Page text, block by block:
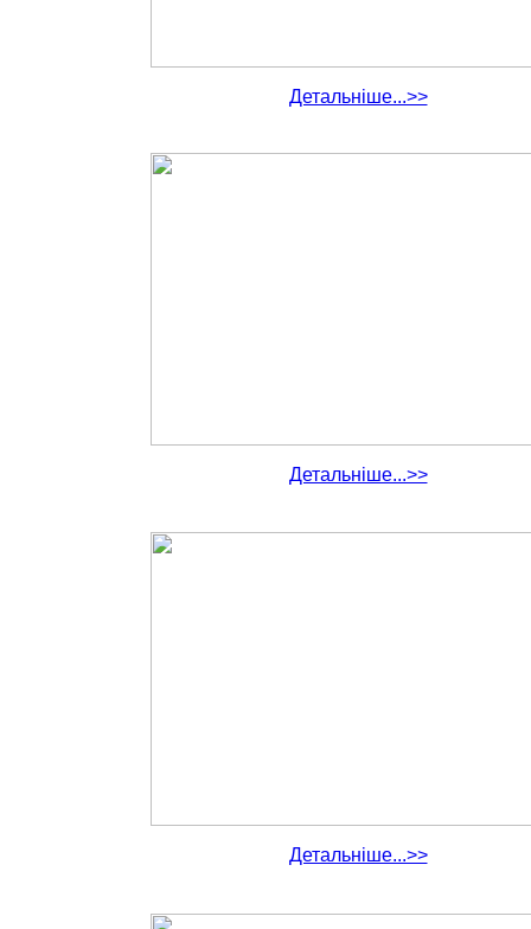
Детальніше...>>
Детальніше...>>
Детальніше...>>